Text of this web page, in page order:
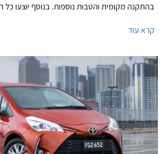
בהתקנה מקומית והטבות נוספות. בנוסף יוצעו כל
30.09.2017.
קרא עוד